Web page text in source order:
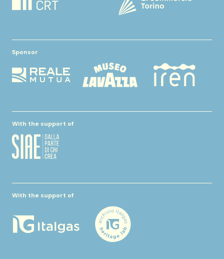
Sponsor
With the support of
With the support of